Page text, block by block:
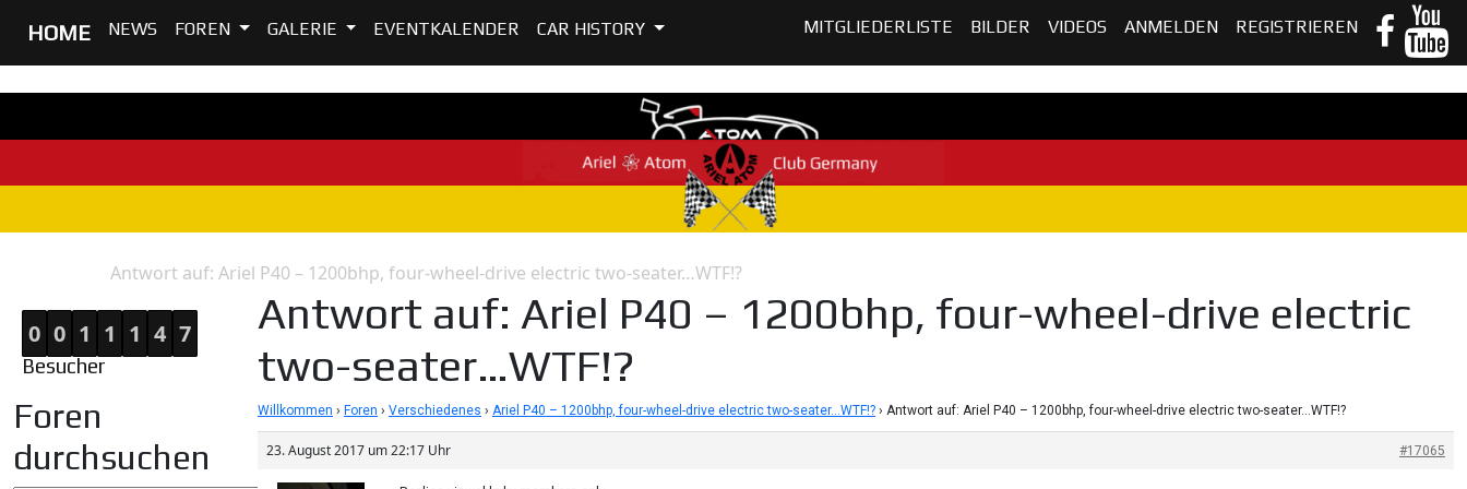
HOME NEWS FOREN GALERIE EVENTKALENDER CAR HISTORY MITGLIEDERLISTE BILDER VIDEOS ANMELDEN REGISTRIEREN
Antwort auf: Ariel P40 – 1200bhp, four-wheel-drive electric two-seater…WTF!?
0 0 1 1 1 4 7
Besucher
Foren
durchsuchen
Antwort auf: Ariel P40 – 1200bhp, four-wheel-drive electric
two-seater…WTF!?
Willkommen › Foren › Verschiedenes › Ariel P40 – 1200bhp, four-wheel-drive electric two-seater…WTF!? › Antwort auf: Ariel P40 – 1200bhp, four-wheel-drive electric two-seater…WTF!?
23. August 2017 um 22:17 Uhr #17065